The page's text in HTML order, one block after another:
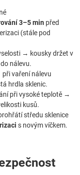
3–5 min před
(stále pod
→ kousky držet v
nálevu.
vaření nálevu
hrdla sklenic.
při vysoké teplotě →
kusů.
středu sklenice
s novým víčkem.